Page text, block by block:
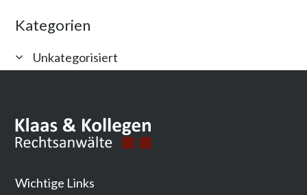
Kategorien
Unkategorisiert
Wichtige Links